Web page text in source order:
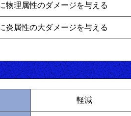
物理属性のダメージを与える
炎属性の大ダメージを与える
軽減